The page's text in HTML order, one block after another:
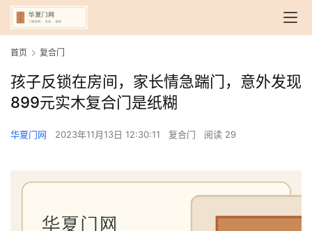
首页 复合门
孩子反锁在房间，家长情急踹门，意外发现
899元实木复合门是纸糊
华夏门网 2023年11月13日 12:30:11 复合门 阅读 29